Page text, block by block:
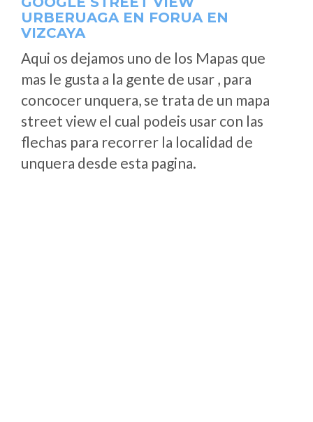
URBERUAGA EN FORUA EN
VIZCAYA
Aqui os dejamos uno de los Mapas que
mas le gusta a la gente de usar , para
concocer unquera, se trata de un mapa
street view el cual podeis usar con las
flechas para recorrer la localidad de
unquera desde esta pagina.